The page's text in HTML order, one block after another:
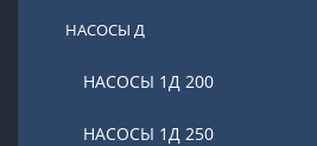
НАСОСЫ Д
НАСОСЫ 1Д 200
НАСОСЫ 1Д 250